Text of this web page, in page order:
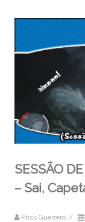
SESSÃO
– Sai,
Priss Guerrero /